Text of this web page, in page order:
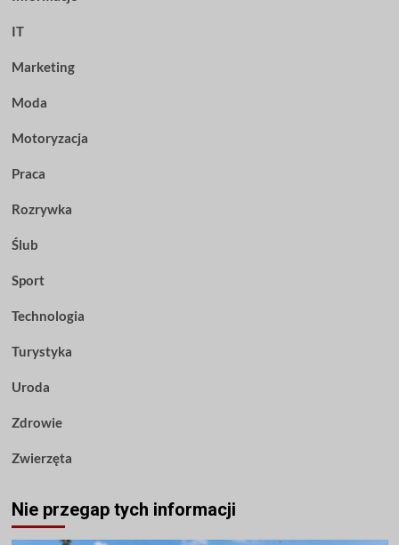
IT
Marketing
Moda
Motoryzacja
Praca
Rozrywka
Ślub
Sport
Technologia
Turystyka
Uroda
Zdrowie
Zwierzęta
Nie przegap tych informacji